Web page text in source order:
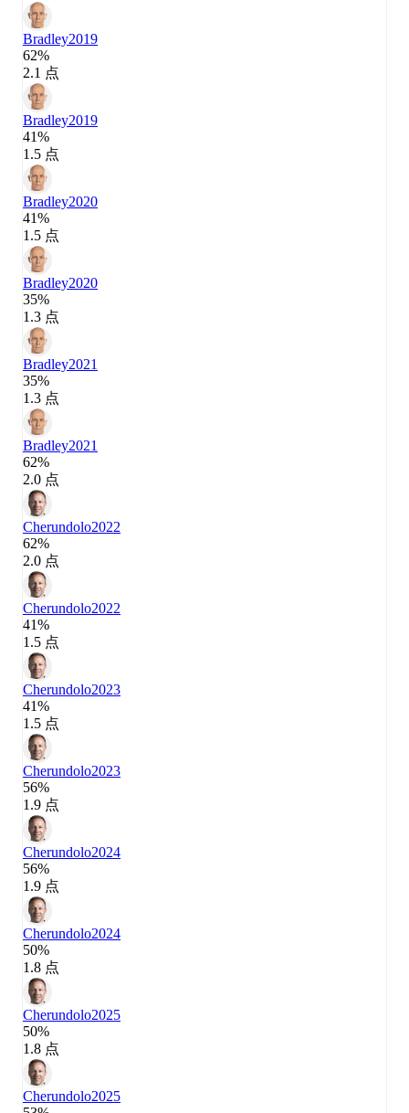
Bradley2019
62%
2.1 点
Bradley2019
41%
1.5 点
Bradley2020
41%
1.5 点
Bradley2020
35%
1.3 点
Bradley2021
35%
1.3 点
Bradley2021
62%
2.0 点
Cherundolo2022
62%
2.0 点
Cherundolo2022
41%
1.5 点
Cherundolo2023
41%
1.5 点
Cherundolo2023
56%
1.9 点
Cherundolo2024
56%
1.9 点
Cherundolo2024
50%
1.8 点
Cherundolo2025
50%
1.8 点
Cherundolo2025